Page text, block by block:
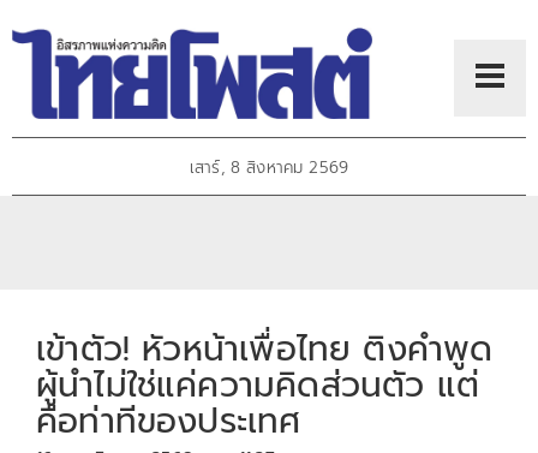
เสาร์, 8 สิงหาคม 2569
เข้าตัว! หัวหน้าเพื่อไทย ติงคำพูด
ผู้นำไม่ใช่แค่ความคิดส่วนตัว แต่
คือท่าทีของประเทศ